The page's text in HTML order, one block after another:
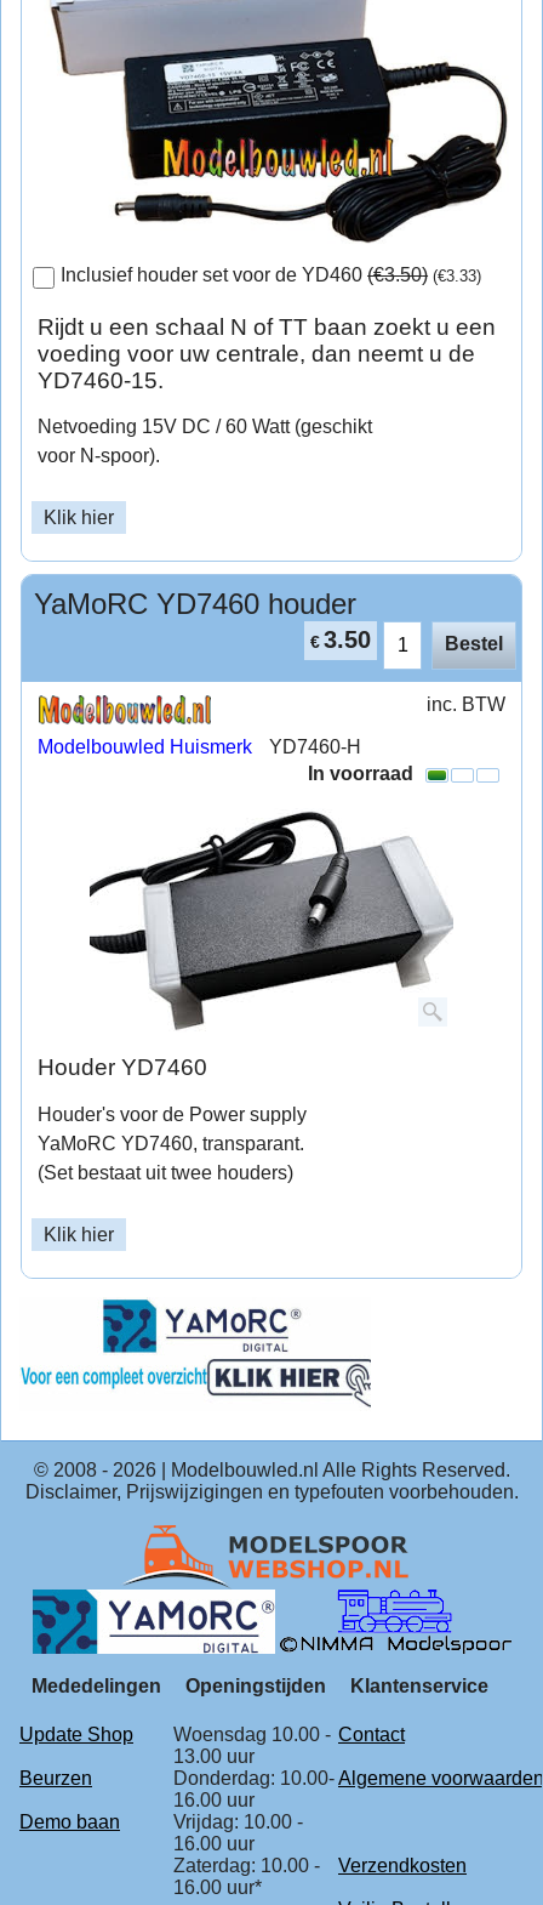
Inclusief houder set voor de YD460(€3.50) (€3.33)
Rijdt u een schaal N of TT baan zoekt u een
voeding voor uw centrale, dan neemt u de
YD7460-15.
Netvoeding 15V DC / 60 Watt (geschikt
voor N-spoor).
Klik hier
YaMoRC YD7460 houder
€3.50 Bestel
Modelbouwled Huismerk YD7460-H
inc. BTW
In voorraad
Houder YD7460
Houder's voor de Power supply
YaMoRC YD7460, transparant.
(Set bestaat uit twee houders)
Klik hier
© 2008 - 2026| Modelbouwled.nl Alle Rights Reserved.
Disclaimer, Prijswijzigingen en typefouten voorbehouden.
Mededelingen Openingstijden Klantenservice
Update Shop
Woensdag 10.00 -
13.00 uur
Contact
Beurzen
Donderdag: 10.00-
16.00 uur
Algemene voorwaarden
Demo baan
Vrijdag: 10.00 -
16.00 uur
Zaterdag: 10.00 -
16.00 uur*
Verzendkosten